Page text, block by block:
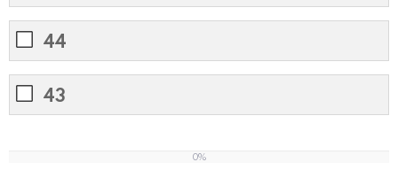
44
43
0%